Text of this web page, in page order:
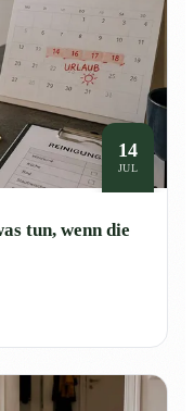
14
JUL
tun, wenn die